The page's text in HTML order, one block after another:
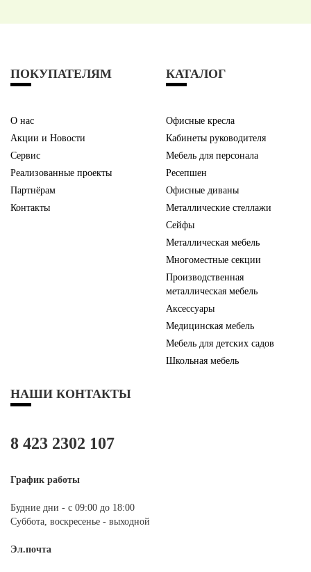
ПОКУПАТЕЛЯМ
О нас
Акции и Новости
Сервис
Реализованные проекты
Партнёрам
Контакты
КАТАЛОГ
Офисные кресла
Кабинеты руководителя
Мебель для персонала
Ресепшен
Офисные диваны
Металлические стеллажи
Сейфы
Металлическая мебель
Многоместные секции
Производственная
металлическая мебель
Аксессуары
Медицинская мебель
Мебель для детских садов
Школьная мебель
НАШИ КОНТАКТЫ
8 423 2302 107
График работы
Будние дни - с 09:00 до 18:00
Суббота, воскресенье - выходной
Эл.почта